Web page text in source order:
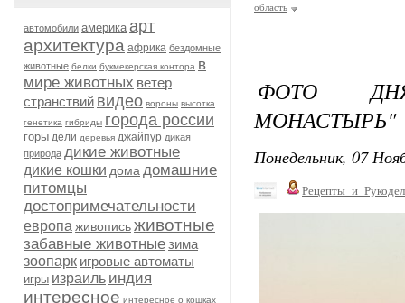
автомобили америка арт
архитектура африка бездомные
животные белки букмекерская контора в
мире животных ветер
странствий видео вороны высотка
генетика гибриды города россии
горы дели деревья джайпур дикая
природа дикие животные
дикие кошки дома домашние
питомцы
достопримечательности
европа живописьживотные
забавные животныезима
зоопарк игровые автоматы
игры израиль индия
интересное интересное о кошках
область
ФОТО
МОНАСТЫРЬ"
Понедельник, 07